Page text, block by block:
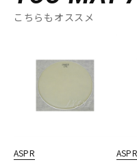
こちらもオススメ
ASPR ASPR